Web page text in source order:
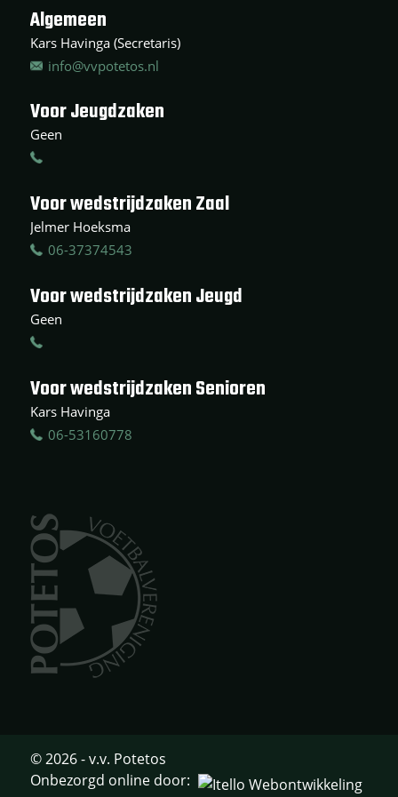
Algemeen
Kars Havinga (Secretaris)
info@vvpotetos.nl
Voor Jeugdzaken
Geen
Voor wedstrijdzaken Zaal
Jelmer Hoeksma
06-37374543
Voor wedstrijdzaken Jeugd
Geen
Voor wedstrijdzaken Senioren
Kars Havinga
06-53160778
© 2026 - v.v. Potetos
Onbezorgd online door: